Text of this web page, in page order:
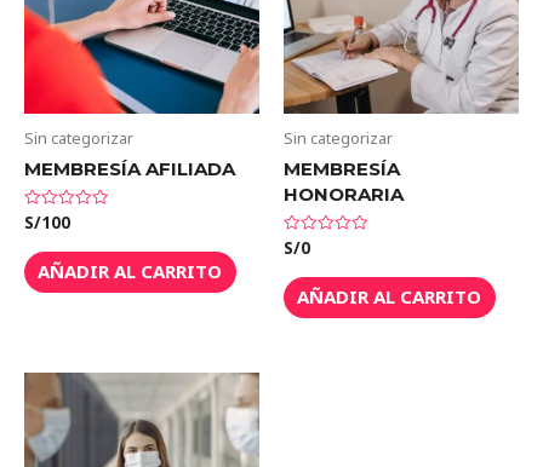
Sin categorizar
MEMBRESÍA AFILIADA
Valorado
de
5
S/100
AÑADIR AL CARRITO
Sin categorizar
MEMBRESÍA
HONORARIA
Valorado
de
5
S/0
AÑADIR AL CARRITO